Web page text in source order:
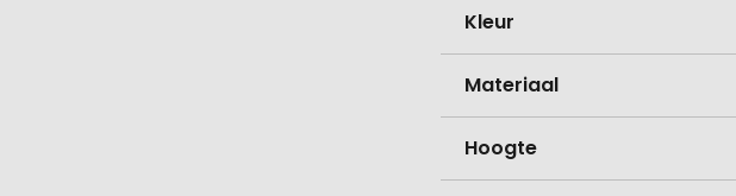
Kleur
Materiaal
Hoogte